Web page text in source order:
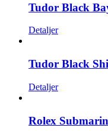
Tudor Black
Detaljer
Tudor Black
Detaljer
Rolex